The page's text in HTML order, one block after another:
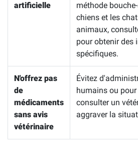
artificielle
méthode
chiens et les
animaux,
pour obtenir des
spécifiques.
N'offrez pas
de
médicaments
sans avis
vétérinaire
Évitez
humains ou
consulter un
aggraver la